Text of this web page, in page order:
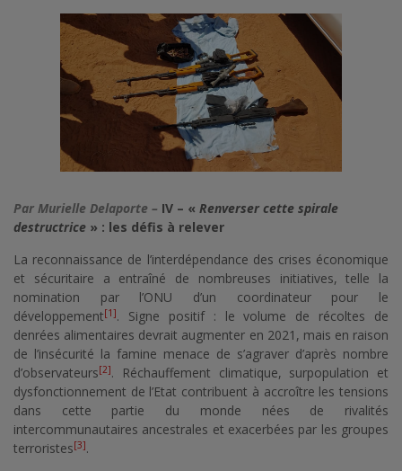
Par Murielle Delaporte – IV – « Renverser cette spirale
destructrice » : les défis à relever
La reconnaissance de l’interdépendance des crises économique
et sécuritaire a entraîné de nombreuses initiatives, telle la
nomination par l’ONU d’un coordinateur pour le
développement[1]. Signe positif : le volume de récoltes de
denrées alimentaires devrait augmenter en 2021, mais en raison
de l’insécurité la famine menace de s’agraver d’après nombre
d’observateurs[2]. Réchauffement climatique, surpopulation et
dysfonctionnement de l’Etat contribuent à accroître les tensions
dans cette partie du monde nées de rivalités
intercommunautaires ancestrales et exacerbées par les groupes
terroristes[3].